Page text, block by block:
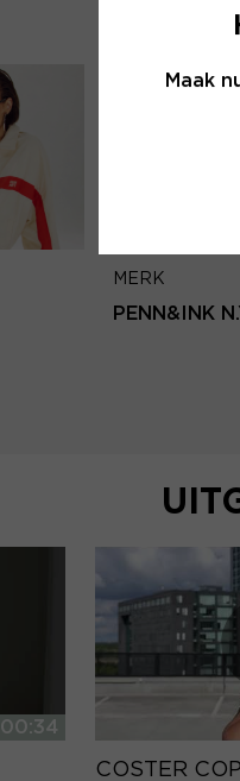
Maak
Circle of
MERK
PENN&INK
00:34
COSTER